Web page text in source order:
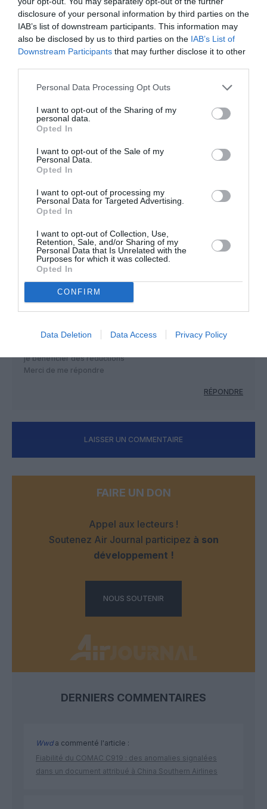
disclosure of your personal information by third parties on the
IAB’s list of downstream participants. This information may
also be disclosed by us to third parties on the IAB’s List of
Downstream Participants that may further disclose it to other
Personal Data Processing Opt Outs
I want to opt-out of the Sharing of my
personal data.
Opted In
I want to opt-out of the Sale of my
Personal Data.
Opted In
I want to opt-out of processing my
Personal Data for Targeted Advertising.
Opted In
I want to opt-out of Collection, Use,
Retention, Sale, and/or Sharing of my
Personal Data that Is Unrelated with the
Purposes for which it was collected.
Opted In
CONFIRM
Data Deletion Data Access Privacy Policy
Backdoor a commenté :
14 avril 2018 - 13 h 49 min
Je ne savais pas qu’on pouvait avoir des réductions dans
l’aérien avec une carte vitale !!!
Nicole Kirschhoffera commenté :
6 mai 2018 - 14 h 52 min
Nous avons payé 2 cartes séniors le 1er mai dernier, par
Pourquoi les cartes ne sont pas arrivées ?
Nous sommes en déplacement donc pas chez nous et on a
besoin de ces cartes pour notre prochain voyage le lundi 14
Il faut nous envoyer par mail :guitton.kirsch@free.fr
Merci par avance
RÉPONDRE
Louis Yvon JUDEAUX
j’ai réservé à l’agence deux voyages, 1 RENNES-NICE A/R –
et RENNES-PARIS-MAURICE A/R le 30/10 et 14/11/2018
je bénéficier des réductions
Merci de me répondre
RÉPONDRE
LAISSER UN COMMENTAIRE
FAIRE UN DON
Appel aux lecteurs !
Soutenez Air Journal participez à son
développement !
NOUS SOUTENIR
DERNIERS COMMENTAIRES
Wwda commenté l'article :
Fiabilité du COMAC C919 : des anomalies signalées
dans un document attribué à China Southern Airlines